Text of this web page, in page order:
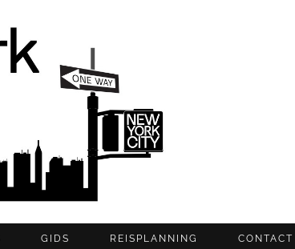
GIDS REISPLANNING CONTACT